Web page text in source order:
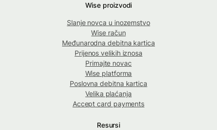
Wise proizvodi
Slanje novca u inozemstvo
Wise račun
Međunarodna debitna kartica
Prijenos velikih iznosa
Primajte novac
Wise platforma
Poslovna debitna kartica
Velika plaćanja
Accept card payments
Resursi